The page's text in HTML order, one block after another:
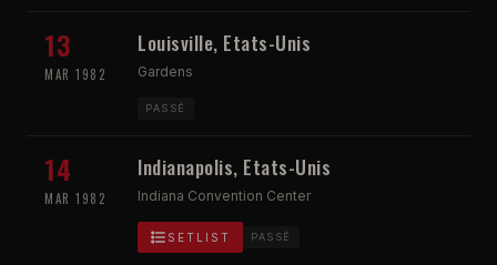
13
MAR 1982
Louisville, Etats-Unis
Gardens
PASSÉ
14
MAR 1982
Indianapolis, Etats-Unis
Indiana Convention Center
SETLIST PASSÉ